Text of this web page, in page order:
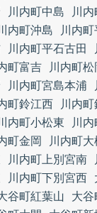
川内町中島
川
内町沖島
川内
川内町平石古田
町富吉
川内町松
川内町宮島本浦
町鈴江西
川内
内町小松東
川
町金岡 川内町大
川内町上別宮南
川内町下別宮西
谷町紅葉山
大谷